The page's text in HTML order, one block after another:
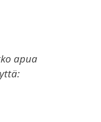
apua